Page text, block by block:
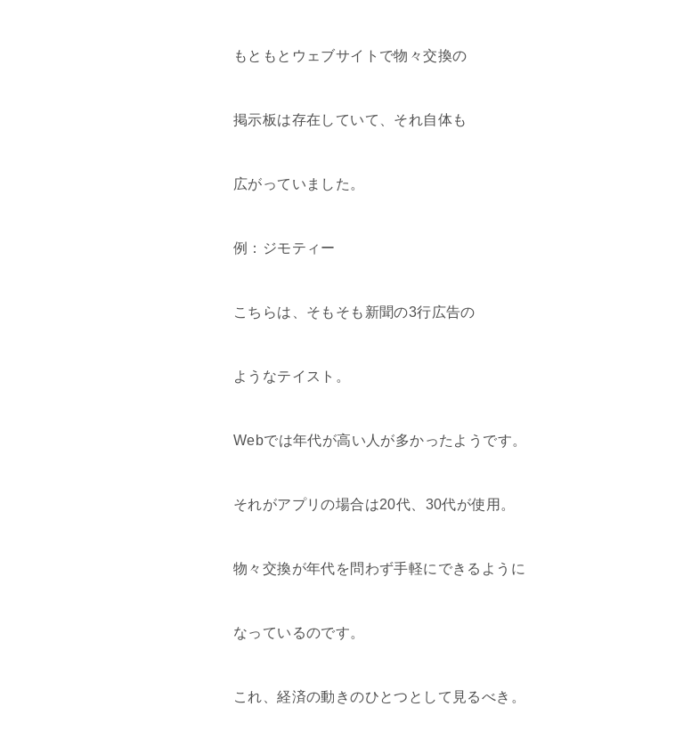
もともとウェブサイトで物々交換の
掲示板は存在していて、それ自体も
広がっていました。
例：ジモティー
こちらは、そもそも新聞の3行広告の
ようなテイスト。
Webでは年代が高い人が多かったようです。
それがアプリの場合は20代、30代が使用。
物々交換が年代を問わず手軽にできるように
なっているのです。
これ、経済の動きのひとつとして見るべき。